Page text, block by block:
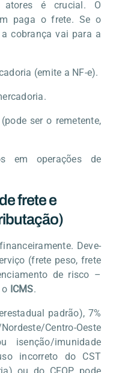
atores é crucial. O
paga o frete. Se o
a cobrança vai para a
(emite a NF-e).
ser o remetente,
em operações de
frete e
Deve-
(frete peso, frete
de risco –
o ICMS.
padrão), 7%
Centro-Oeste
isenção/imunidade
incorreto do CST